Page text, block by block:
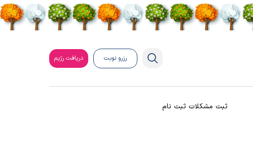
رزرو نوبت دریافت رژیم
ثبت مشکلات ثبت نام